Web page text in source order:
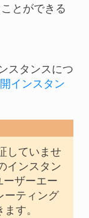
とができる
スタンスにつ
インスタン
していませ
インスタン
ザーエー
ーティング
す。